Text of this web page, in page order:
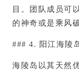
目。团队成员可
的神奇或是乘风
### 4. 阳江海陵
海陵岛以其天然